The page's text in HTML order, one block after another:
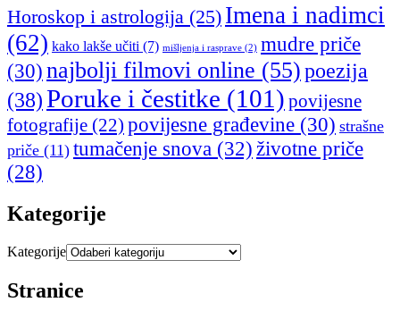
Horoskop i astrologija (25) Imena i nadimci
(62) kako lakše učiti (7) mišljenja i rasprave (2) mudre priče
(30) najbolji filmovi online (55)poezija
(38)Poruke i čestitke (101) povijesne
fotografije (22) povijesne građevine (30) strašne
priče (11) tumačenje snova (32) životne priče
(28)
Kategorije
Kategorije
Stranice